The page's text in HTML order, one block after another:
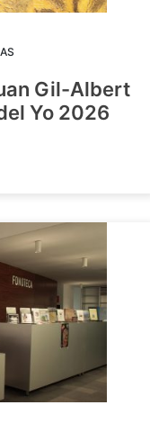
Gil-Albert
Yo 2026